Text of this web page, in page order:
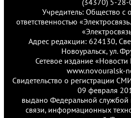
(34370) 5-28-
Учредитель: Общество с
ответственностью
Адрес редакции: 624130,
Новоуральск, ул.
Сетевое издание «Новости
www.novouralsk-
Свидетельство о регистрации
09 февраля
выдано Федеральной службой
связи, информационных